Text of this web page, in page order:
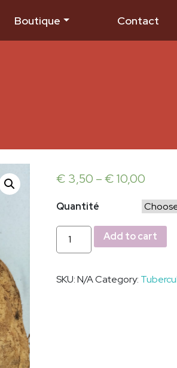
Boutique Contact
€ 3,50 –€10,00
Quantité
Patate
douce
Add to cart
SKU:N/ACategory: